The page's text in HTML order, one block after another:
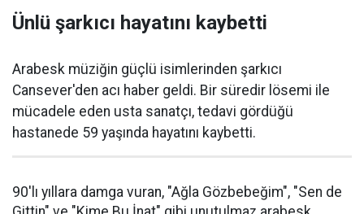
Ünlü şarkıcı hayatını kaybetti
Arabesk müziğin güçlü isimlerinden şarkıcı
Cansever'den acı haber geldi. Bir süredir lösemi ile
mücadele eden usta sanatçı, tedavi gördüğü
hastanede 59 yaşında hayatını kaybetti.
90'lı yıllara damga vuran, "Ağla Gözbebeğim", "Sen de